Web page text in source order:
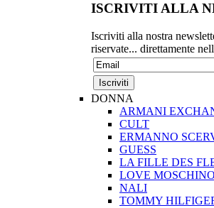
ISCRIVITI ALLA
Iscriviti alla nostra
riservate... direttamente
DONNA
ARMANI
CULT
ERMANNO
GUESS
LA FILLE DES
LOVE MOSCHINO
NALI
TOMMY